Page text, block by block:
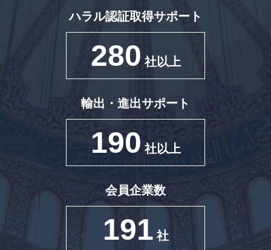
ハラル認証取得サポート
280 社以上
輸出・進出サポート
190 社以上
会員企業数
191 社